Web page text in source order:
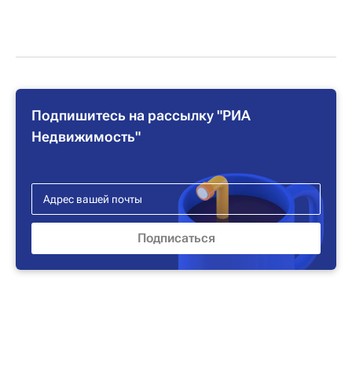
Подпишитесь на рассылку "РИА
Недвижимость"